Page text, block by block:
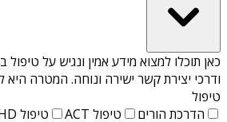
כאן תוכלו למצוא מידע אמין ונגיש על טיפול
ודרכי יצירת קשר ישירה ונוחה. המטרה
טיפול
הדרכת הורים
טיפול ACT טיפול ADHD